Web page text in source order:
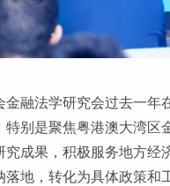
融法学研究会过去一
别是聚焦粤港澳大湾
成果，积极服务地方
地，转化为具体政策